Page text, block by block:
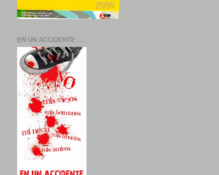
EN UN ACCIDENTE ....